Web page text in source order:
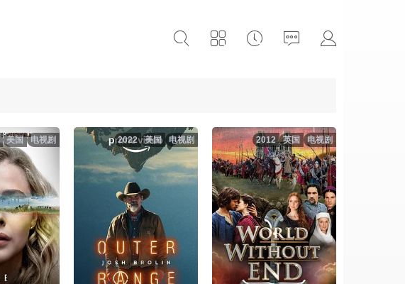
电视剧
美国 电视剧
美国
2022 电视剧
英国
2012